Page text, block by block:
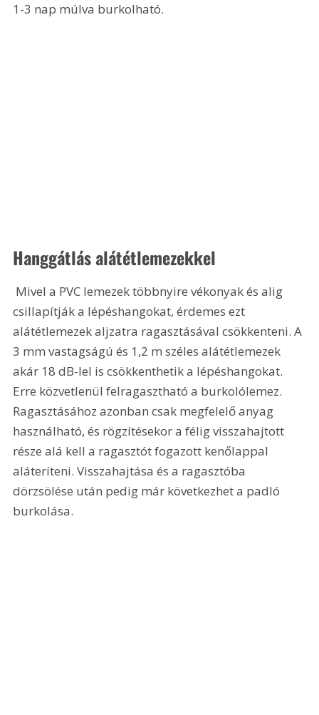
1-3 nap múlva burkolható.
Hanggátlás alátétlemezekkel
csillapítják a lépéshangokat, érdemes ezt
alátétlemezek aljzatra ragasztásával csökkenteni. A
3 mm vastagságú és 1,2 m széles alátétlemezek
akár 18 dB-lel is csökkenthetik a lépéshangokat.
Erre közvetlenül felragasztható a burkolólemez.
Ragasztásához azonban csak megfelelő anyag
használható, és rögzítésekor a félig visszahajtott
része alá kell a ragasztót fogazott kenőlappal
aláteríteni. Visszahajtása és a ragasztóba
dörzsölése után pedig már következhet a padló
burkolása.